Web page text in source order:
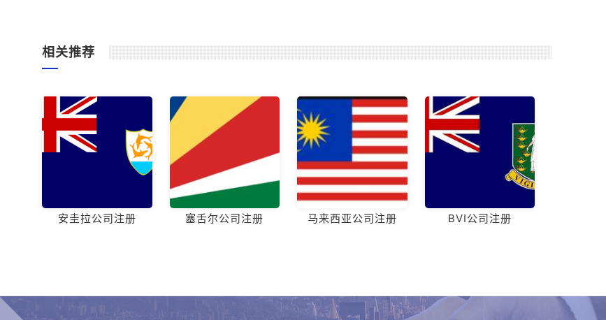
相关推荐
安圭拉公司注册 塞舌尔公司注册 马来西亚公司注册 BVI公司注册